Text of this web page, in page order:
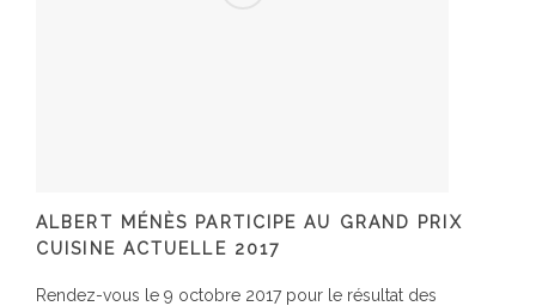
ALBERT MÉNÈS PARTICIPE AU GRAND PRIX
CUISINE ACTUELLE 2017
Rendez-vous le 9 octobre 2017 pour le résultat des